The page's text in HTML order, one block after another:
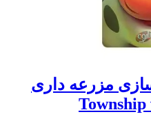
مزرعه داری